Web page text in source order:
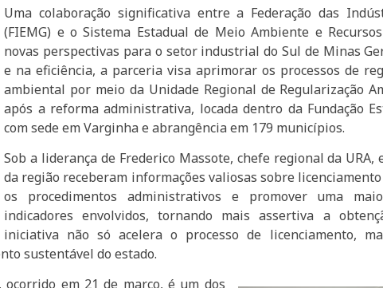
Uma colaboração significativa entre a Federação das
(FIEMG) e o Sistema Estadual de Meio Ambiente e
novas perspectivas para o setor industrial do Sul de Minas
e na eficiência, a parceria visa aprimorar os processos de
ambiental por meio da Unidade Regional de Regularização
após a reforma administrativa, locada dentro da Fundação
com sede em Varginha e abrangência em 179 municípios.
Sob a liderança de Frederico Massote, chefe regional da
da região receberam informações valiosas sobre
os procedimentos administrativos e promover uma
indicadores envolvidos, tornando mais assertiva a
iniciativa não só acelera o processo de licenciamento,
sustentável do estado.
em 21 de março, é um dos